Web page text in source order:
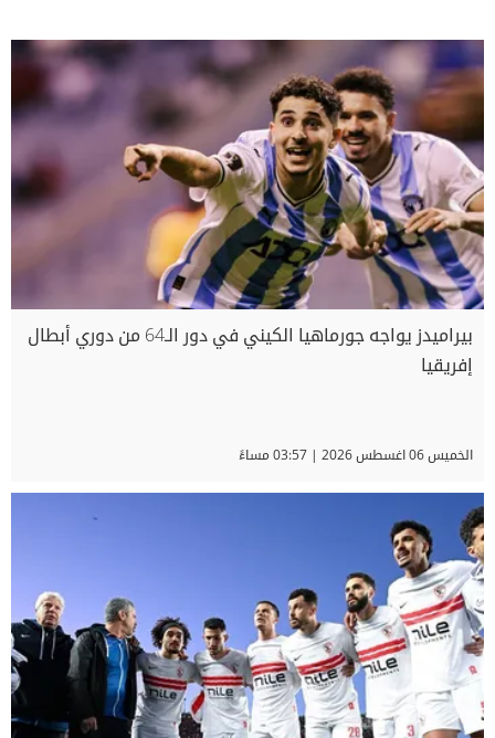
بيراميدز يواجه جورماهيا الكيني في دور الـ64 من دوري أبطال
إفريقيا
الخميس 06 اغسطس 2026 | 03:57 مساءً